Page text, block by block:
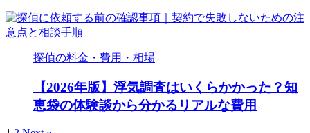
探偵の料金・費用・相場
【2026年版】浮気調査はいくらかかった？知
恵袋の体験談から分かるリアルな費用